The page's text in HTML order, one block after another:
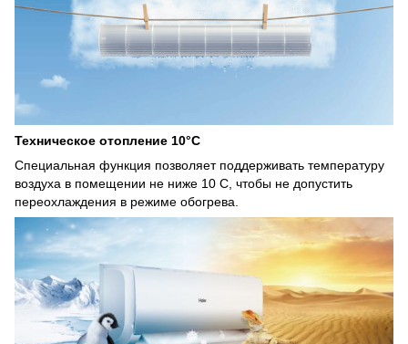
Техническое отопление 10°С
Специальная функция позволяет поддерживать температуру
воздуха в помещении не ниже 10 С, чтобы не допустить
переохлаждения в режиме обогрева.